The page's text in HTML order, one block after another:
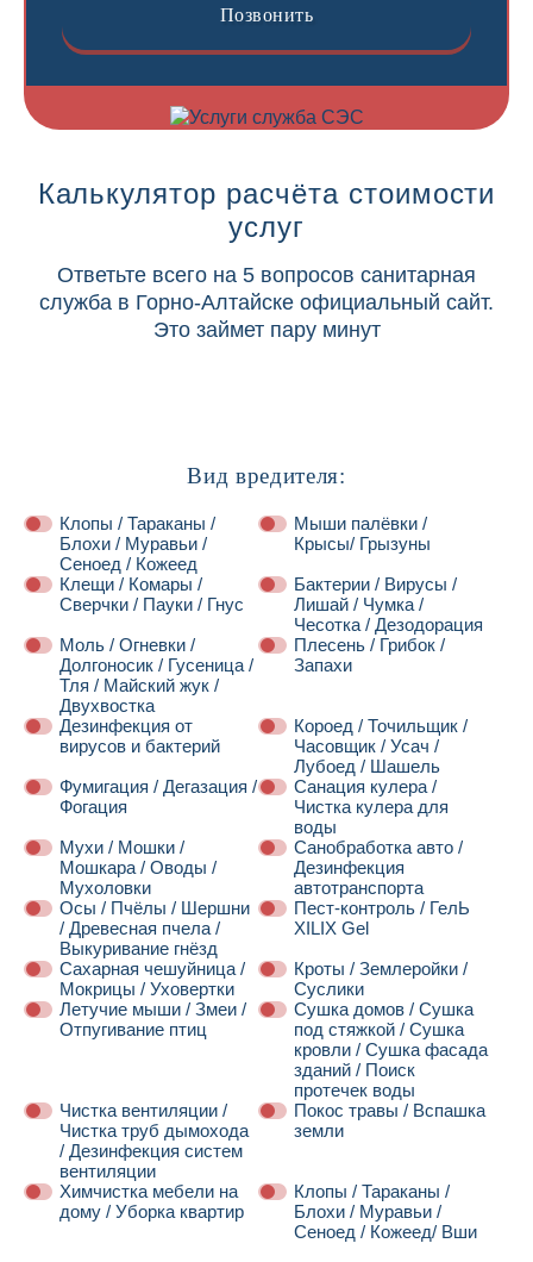
Позвонить
Калькулятор расчёта стоимости
услуг
Ответьте всего на 5 вопросов санитарная
служба в Горно-Алтайске официальный сайт.
Это займет пару минут
Вид вредителя:
Клопы / Тараканы /
Блохи / Муравьи /
Сеноед / Кожеед
Мыши палёвки /
Крысы/ Грызуны
Клещи / Комары /
Сверчки / Пауки / Гнус
Бактерии / Вирусы /
Лишай / Чумка /
Чесотка / Дезодорация
Моль / Огневки /
Долгоносик / Гусеница /
Тля / Майский жук /
Двухвостка
Плесень / Грибок /
Запахи
Дезинфекция от
вирусов и бактерий
Короед / Точильщик /
Часовщик / Усач /
Лубоед / Шашель
Фумигация / Дегазация /
Фогация
Санация кулера /
Чистка кулера для
воды
Мухи / Мошки /
Мошкара / Оводы /
Мухоловки
Санобработка авто /
Дезинфекция
автотранспорта
Осы / Пчёлы / Шершни
/ Древесная пчела /
Выкуривание гнёзд
Пест-контроль / ГелЬ
XILIX Gel
Сахарная чешуйница /
Мокрицы / Уховертки
Кроты / Землеройки /
Суслики
Летучие мыши / Змеи /
Отпугивание птиц
Сушка домов / Сушка
под стяжкой / Сушка
кровли / Сушка фасада
зданий / Поиск
протечек воды
Чистка вентиляции /
Чистка труб дымохода
/ Дезинфекция систем
вентиляции
Покос травы / Вспашка
земли
Химчистка мебели на
дому / Уборка квартир
Клопы / Тараканы /
Блохи / Муравьи /
Сеноед / Кожеед/ Вши